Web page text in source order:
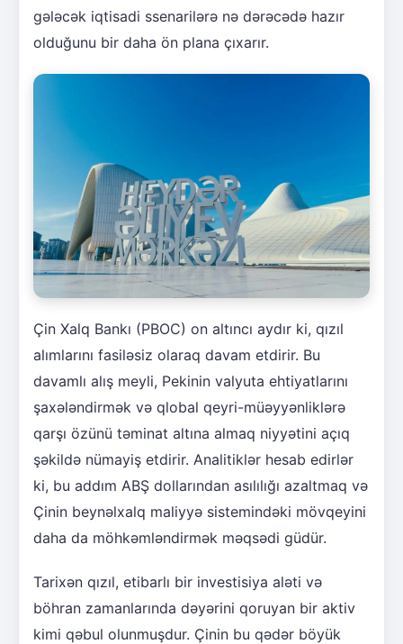
gələcək iqtisadi ssenarilərə nə dərəcədə hazır
olduğunu bir daha ön plana çıxarır.
Çin Xalq Bankı (PBOC) on altıncı aydır ki, qızıl
alımlarını fasiləsiz olaraq davam etdirir. Bu
davamlı alış meyli, Pekinin valyuta ehtiyatlarını
şaxələndirmək və qlobal qeyri-müəyyənliklərə
qarşı özünü təminat altına almaq niyyətini açıq
şəkildə nümayiş etdirir. Analitiklər hesab edirlər
ki, bu addım ABŞ dollarından asılılığı azaltmaq və
Çinin beynəlxalq maliyyə sistemindəki mövqeyini
daha da möhkəmləndirmək məqsədi güdür.
Tarixən qızıl, etibarlı bir investisiya aləti və
böhran zamanlarında dəyərini qoruyan bir aktiv
kimi qəbul olunmuşdur. Çinin bu qədər böyük